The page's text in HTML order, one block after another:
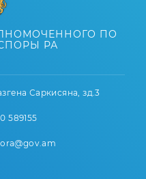
ПО
РА
Саркисяна, зд.3
589155